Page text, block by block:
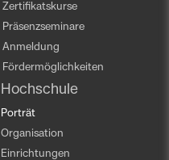
Zertifikatskurse
Präsenzseminare
Anmeldung
Fördermöglichkeiten
Hochschule
Porträt
Organisation
Einrichtungen